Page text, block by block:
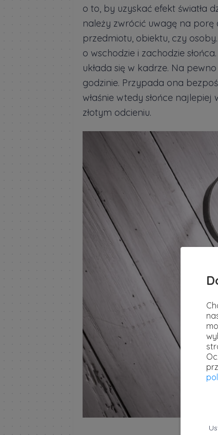
o to, by uzyskać efekt światła
należy zwrócić uwagę na
przedmiotu, obiektu, czy
o wschodzie i zachodzie
układa się w kadrze. Na pewno
godzinie. Przypada ona
właśnie wtedy słońce najlepiej
złotym odcieniu.